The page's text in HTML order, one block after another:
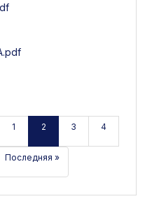
1 2 3 4
Последняя »